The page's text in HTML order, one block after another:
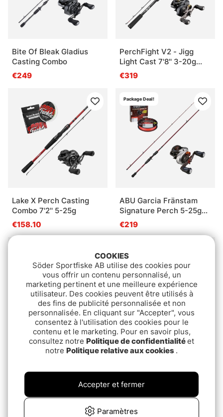
Bite Of Bleak Gladius
Casting Combo
€249
PerchFight V2 - Jigg
Light Cast 7'8'' 3-20g
Curado BFS Combo
€319
Lake X Perch Casting
Combo 7'2'' 5-25g
€158.10
Package Deal!
ABU Garcia Fränstam
Signature Perch 5-25g
Baitcasting Combo
€219
Lake X Perch 7'2'' X-Fast
Combo
€254.76
Scout BC Perfection
€149
Package Deal! Package Deal!
COOKIES
Söder Sportfiske AB utilise des cookies pour
vous offrir un contenu personnalisé, un
marketing pertinent et une meilleure expérience
utilisateur. Des cookies peuvent être utilisés à
des fins de publicité personnalisée et non
personnalisée. En cliquant sur "Accepter", vous
consentez à l'utilisation des cookies pour le
contenu et le marketing. Pour en savoir plus,
consultez notre Politique de confidentialitéet
notre Politique relative aux cookies .
Paramètres
Accepter et fermer